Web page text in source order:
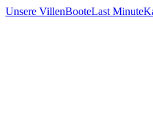
Unsere VillenBooteLast Minute